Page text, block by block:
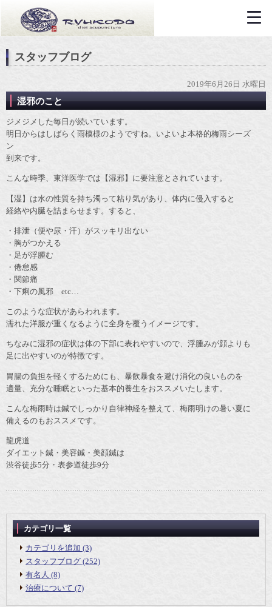
スタッフブログ
2019年6月26日 水曜日
湿邪のこと
ジメジメした毎日が続いています。
明日からはしばらく雨模様のようですね。いよいよ本格的梅雨シーズ
ン
到来です。
こんな時季、東洋医学では【湿邪】に要注意とされています。
【湿】は水の性質を持ち濁って粘り気があり、体内に侵入すると
経絡や内臓を詰まらせます。すると、
・排泄（便や尿・汗）がスッキリ出ない
・胸がつかえる
・足が浮腫む
・倦怠感
・関節痛
・下痢の風邪 etc…
このような症状があらわれます。
濡れた洋服が重くなるように全身を覆うイメージです。
ちなみに湿邪の症状は体の下部に表れやすいので、浮腫みが顔よりも
足に出やすいのが特徴です。
胃腸の負担を軽くするためにも、暴飲暴食を避け消化の良いものを
適量、充分な睡眠といった基本的養生をおススメいたします。
こんな梅雨時は鍼でしっかり自律神経を整えて、梅雨明けの暑い夏に
備えるのもおススメです。
龍虎道
ダイエット鍼・美容鍼・美顔鍼は
渋谷徒歩5分・表参道徒歩9分
カテゴリ一覧
カテゴリを追加 (3)
スタッフブログ (252)
有名人 (8)
治療について (7)